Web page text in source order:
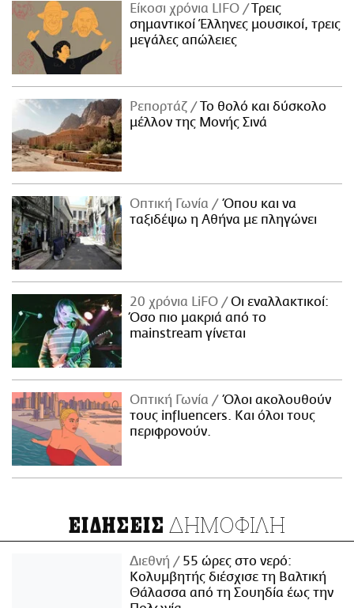
Είκοσι χρόνια LIFO
Tρεις
σημαντικοί Έλληνες μουσικοί, τρεις
μεγάλες απώλειες
Ρεπορτάζ
Το θολό και δύσκολο
μέλλον της Μονής Σινά
Οπτική Γωνία
Όπου και να
ταξιδέψω η Αθήνα με πληγώνει
20 χρόνια LiFO
Οι εναλλακτικοί:
Όσο πιο μακριά από το
mainstream γίνεται
Οπτική Γωνία
Όλοι ακολουθούν
τους influencers. Και όλοι τους
περιφρονούν.
ΕΙΔΗΣΕΙΣ ΔΗΜΟΦΙΛΗ
Διεθνή
55 ώρες στο νερό:
Κολυμβητής διέσχισε τη Βαλτική
Θάλασσα από τη Σουηδία έως την